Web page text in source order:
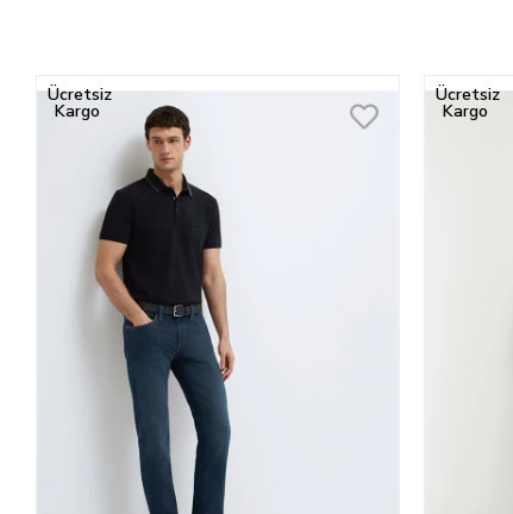
Ücretsiz
Kargo
Ücretsiz
Kargo